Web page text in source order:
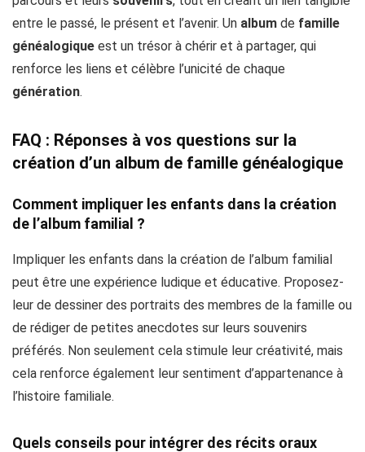
entre le passé, le présent et l’avenir. Un album de famille
généalogique est un trésor à chérir et à partager, qui
renforce les liens et célèbre l’unicité de chaque
génération.
FAQ : Réponses à vos questions sur la
création d’un album de famille généalogique
Comment impliquer les enfants dans la création
de l’album familial ?
Impliquer les enfants dans la création de l’album familial
peut être une expérience ludique et éducative. Proposez-
leur de dessiner des portraits des membres de la famille ou
de rédiger de petites anecdotes sur leurs souvenirs
préférés. Non seulement cela stimule leur créativité, mais
cela renforce également leur sentiment d’appartenance à
l’histoire familiale.
Quels conseils pour intégrer des récits oraux